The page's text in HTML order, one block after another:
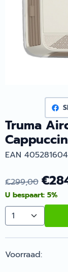
Truma
EAN
€299,00 €
U bespaart: 5%
Aantal
Voorraad: